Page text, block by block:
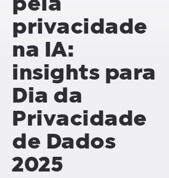
privacidade
na IA:
insights para
Dia da
Privacidade
de Dados
2025